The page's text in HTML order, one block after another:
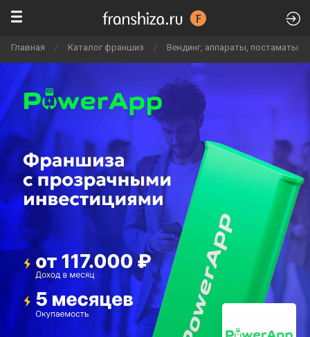
Главная / Каталог франшиз / Вендинг, аппараты, постаматы